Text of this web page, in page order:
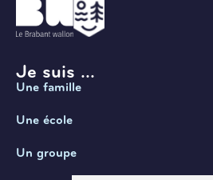
Je suis ...
Une famille
Une école
Un groupe